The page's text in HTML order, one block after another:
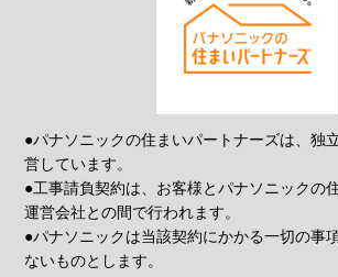
●パナソニックの住まいパートナーズは、独
営しています。
●工事請負契約は、お客様とパナソニックの
運営会社との間で行われます。
●パナソニックは当該契約にかかる一切の事
ないものとします。